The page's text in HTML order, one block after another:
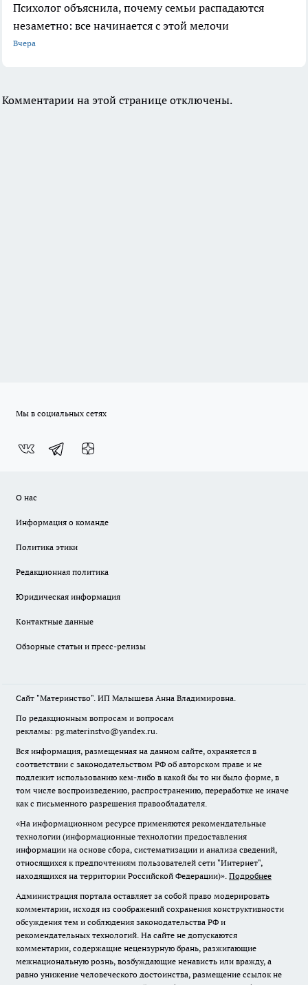
Психолог объяснила, почему семьи распадаются
незаметно: все начинается с этой мелочи
Вчера
Комментарии на этой странице отключены.
Мы в социальных сетях
О нас
Информация о команде
Политика этики
Редакционная политика
Юридическая информация
Контактные данные
Обзорные статьи и пресс-релизы
Сайт "Материнство". ИП Малышева Анна Владимировна.
По редакционным вопросам и вопросам
рекламы: pg.materinstvo@yandex.ru.
Вся информация, размещенная на данном сайте, охраняется в
соответствии с законодательством РФ об авторском праве и не
подлежит использованию кем-либо в какой бы то ни было форме, в
том числе воспроизведению, распространению, переработке не иначе
как с письменного разрешения правообладателя.
«На информационном ресурсе применяются рекомендательные
технологии (информационные технологии предоставления
информации на основе сбора, систематизации и анализа сведений,
относящихся к предпочтениям пользователей сети "Интернет",
находящихся на территории Российской Федерации)». Подробнее
Администрация портала оставляет за собой право модерировать
комментарии, исходя из соображений сохранения конструктивности
обсуждения тем и соблюдения законодательства РФ и
рекомендательных технологий. На сайте не допускаются
комментарии, содержащие нецензурную брань, разжигающие
межнациональную рознь, возбуждающие ненависть или вражду, а
равно унижение человеческого достоинства, размещение ссылок не